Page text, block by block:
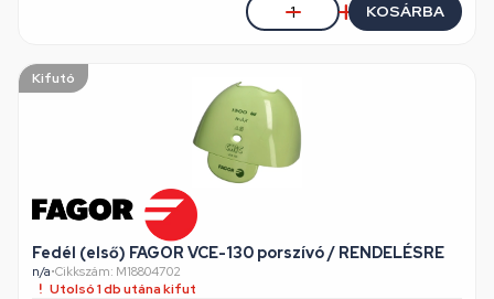
KOSÁRBA
Kifutó
Fedél (első) FAGOR VCE-130 porszívó / RENDELÉSRE
n/a•Cikkszám: M18804702
Utolsó 1 db utána kifut